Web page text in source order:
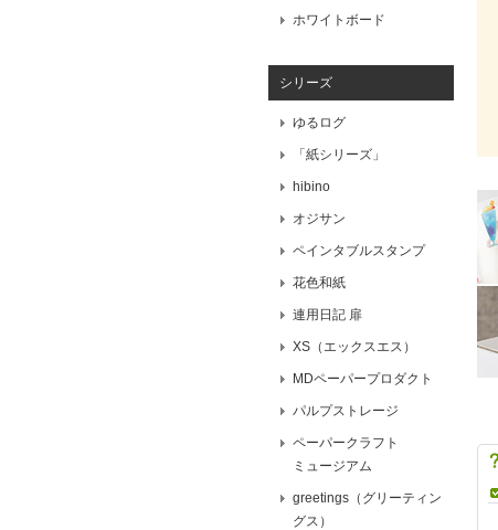
ホワイトボード
シリーズ
ゆるログ
「紙シリーズ」
hibino
オジサン
ペインタブルスタンプ
花色和紙
連用日記 扉
XS（エックスエス）
MDペーパープロダクト
パルプストレージ
ペーパークラフト
ミュージアム
greetings（グリーティン
グス）